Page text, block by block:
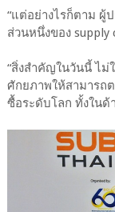
“แต่อย่างไรก็ตาม ผู้
ส่วนหนึ่งของ supply
“สิ่งสำคัญในวันนี้ ไ
ศักยภาพให้สามารถ
ซื้อระดับโลก ทั้งในด้